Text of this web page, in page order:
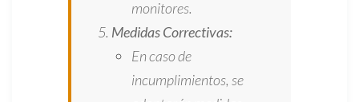
monitores.
Medidas Correctivas:
En caso de
incumplimientos, se